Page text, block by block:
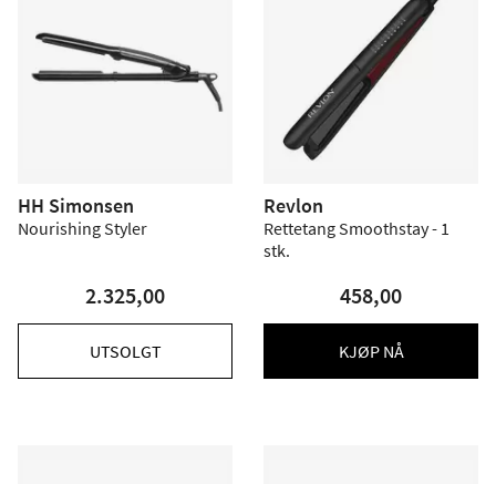
HH Simonsen
Nourishing Styler
2.325,00
UTSOLGT
Revlon
Rettetang Smoothstay - 1
stk.
458,00
KJØP NÅ